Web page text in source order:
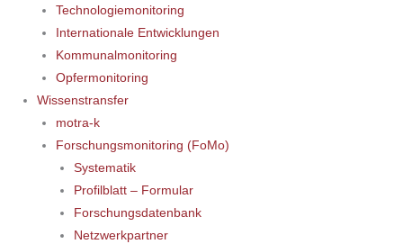
Technologiemonitoring
Internationale Entwicklungen
Kommunalmonitoring
Opfermonitoring
Wissenstransfer
motra-k
Forschungsmonitoring (FoMo)
Systematik
Profilblatt – Formular
Forschungsdatenbank
Netzwerkpartner